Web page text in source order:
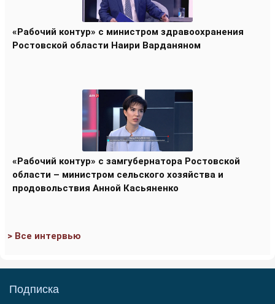
«Рабочий контур» с министром здравоохранения
Ростовской области Наири Варданяном
«Рабочий контур» с замгубернатора Ростовской
области – министром сельского хозяйства и
продовольствия Анной Касьяненко
> Все интервью
Подписка